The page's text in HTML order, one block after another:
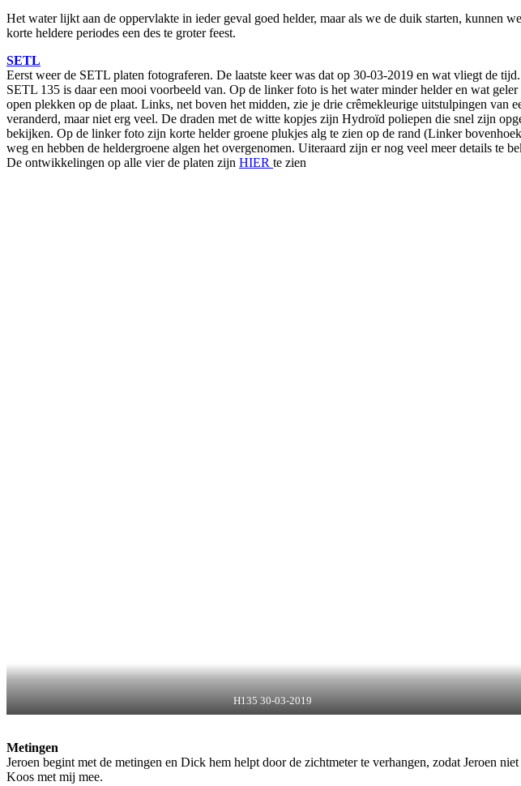
Het water lijkt aan de oppervlakte in ieder geval goed helder, maar als we de duik starten, kunnen
korte heldere periodes een des te groter feest.
SETL
Eerst weer de SETL platen fotograferen. De laatste keer was dat op 30-03-2019 en wat vliegt de
SETL 135 is daar een mooi voorbeeld van. Op de linker foto is het water minder helder en wat
open plekken op de plaat. Links, net boven het midden, zie je drie crêmekleurige uitstulpingen
veranderd, maar niet erg veel. De draden met de witte kopjes zijn Hydroïd poliepen die snel zijn
bekijken. Op de linker foto zijn korte helder groene plukjes alg te zien op de rand (Linker
weg en hebben de heldergroene algen het overgenomen. Uiteraard zijn er nog veel meer details te
De ontwikkelingen op alle vier de platen zijn HIER te zien
H135 30-03-2019
Metingen
Jeroen begint met de metingen en Dick hem helpt door de zichtmeter te verhangen, zodat Jeroen
Koos met mij mee.